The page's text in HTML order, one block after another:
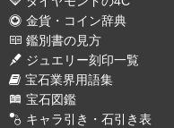
金貨・コイン辞典
鑑別書の見方
ジュエリー刻印一覧
宝石業界用語集
宝石図鑑
キャラ引き・石引き表